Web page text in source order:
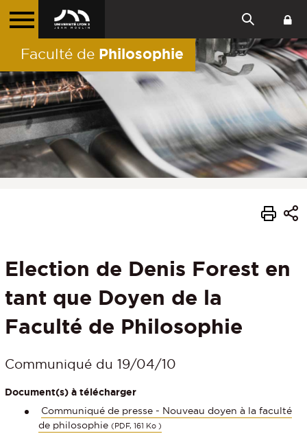
Faculté de Philosophie
Election de Denis Forest en
tant que Doyen de la
Faculté de Philosophie
Communiqué du 19/04/10
Document(s) à télécharger
Communiqué de presse - Nouveau doyen à la faculté
de philosophie (PDF, 161 Ko )